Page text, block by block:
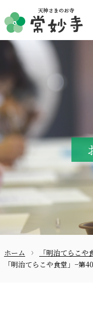
ホーム
常妙寺紹介
納骨堂・お墓
葬儀・供養・祈祷
ギャラリー
お知らせ
お問合せ
ホーム
「明治てらこ
「明治てらこや食堂」−第